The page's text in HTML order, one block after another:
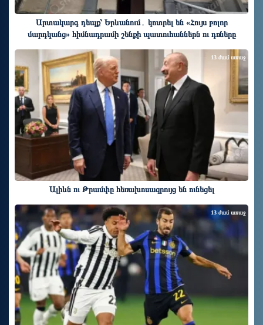
Արտակարգ դեպք՝ Երևանում․ կոտրել են «Հույս բոլոր
մարդկանց» հիմնադրամի շենքի պատուհաններն ու դռները
Ալիևն ու Թրամփը հեռախոսազրույց են ունեցել
13 ժամ առաջ
13 ժամ առաջ